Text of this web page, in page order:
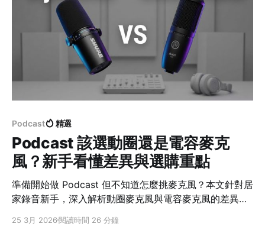
Podcast 精選
Podcast 該選動圈還是電容麥克
風？新手看懂差異與選購重點
準備開始做 Podcast 但不知道怎麼挑麥克風？本文針對居
家錄音新手，深入解析動圈麥克風與電容麥克風的差異。
一次找到最適合的專業錄音方案。
25 3月 2026閱讀時間 26 分鐘